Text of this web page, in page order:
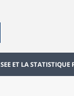
ET LA STATISTIQUE